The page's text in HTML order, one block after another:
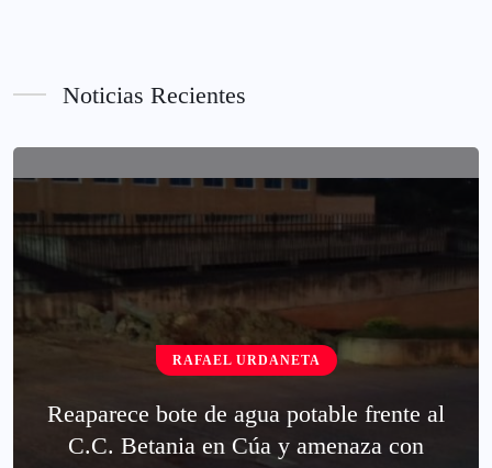
Noticias Recientes
RAFAEL URDANETA
Reaparece bote de agua potable frente al
C.C. Betania en Cúa y amenaza con